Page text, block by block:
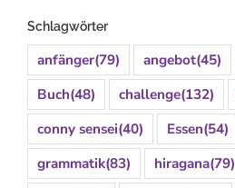
Schlagwörter
anfänger(79) angebot(45)
Buch(48) challenge(132)
conny sensei(40) Essen(54)
grammatik(83) hiragana(79)